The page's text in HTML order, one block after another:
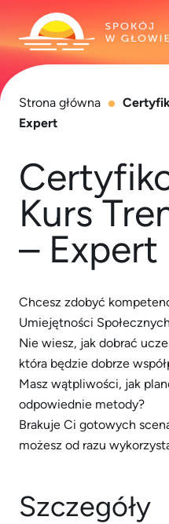
Strona główna
Expert
Kurs
– Expert
Chcesz zdobyć
Umiejętności
Nie wiesz, jak dobrać
która będzie dobrze
Masz wątpliwości, jak
odpowiednie metody?
Brakuje Ci gotowych
możesz od razu
Szczegóły